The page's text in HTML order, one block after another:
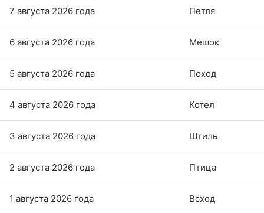
7 августа 2026 года Петля
6 августа 2026 года Мешок
5 августа 2026 года Поход
4 августа 2026 года Котел
3 августа 2026 года Штиль
2 августа 2026 года Птица
1 августа 2026 года Всход